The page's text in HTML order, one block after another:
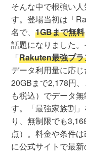
そんな中で根強い
す。登場当初は「
名で、1GBまで無料
話題になりました
「Rakuten最強プラ
データ利用量に応じ
20GBまで2,178円
も税込）でデータ
す。「最強家族割
り、無制限でも
点）。料金や条件
に公式サイトで最新